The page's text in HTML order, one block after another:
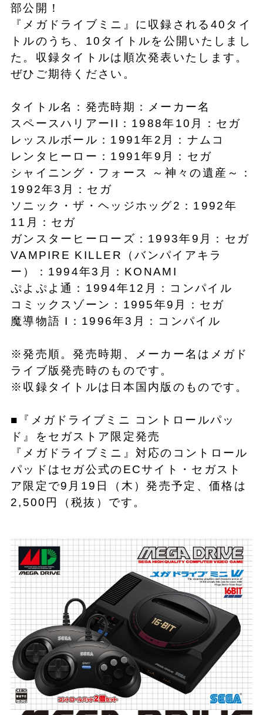
部公開！
『メガドライブミニ』に収録される40タイ
トルのうち、10タイトルを公開いたしまし
た。収録タイトルは順次発表いたします。
ぜひご期待ください。
タイトル名：発売時期：メーカー名
スペースハリアーII：1988年10月：セガ
レッスルボール：1991年2月：ナムコ
レンタヒーロー：1991年9月：セガ
シャイニング・フォース ～神々の遺産～：
1992年3月：セガ
ソニック・ザ・ヘッジホッグ2：1992年
11月：セガ
ガンスターヒーローズ：1993年9月：セガ
VAMPIRE KILLER（バンパイアキラ
ー）：1994年3月：KONAMI
ぷよぷよ通：1994年12月：コンパイル
コミックスゾーン：1995年9月：セガ
魔導物語 I：1996年3月：コンパイル
※発売順。発売時期、メーカー名はメガド
ライブ版発売時のものです。
※収録タイトルは日本国内版のものです。
■『メガドライブミニ コントロールパッ
ド』をセガストア限定発売
『メガドライブミニ』対応のコントロール
パッドはセガ公式のECサイト・セガスト
ア限定で9月19日（木）発売予定、価格は
2,500円（税抜）です。